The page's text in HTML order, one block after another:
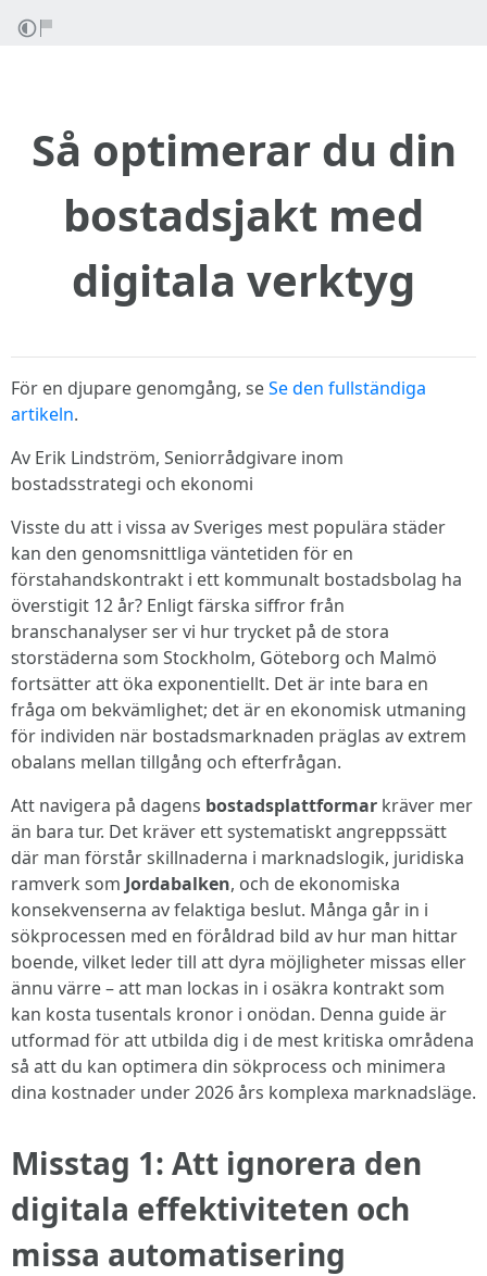
Så optimerar du din
bostadsjakt med
digitala verktyg
För en djupare genomgång, seSe den fullständiga
artikeln.
Av Erik Lindström, Seniorrådgivare inom
bostadsstrategi och ekonomi
Visste du att i vissa av Sveriges mest populära städer
kan den genomsnittliga väntetiden för en
förstahandskontrakt i ett kommunalt bostadsbolag ha
överstigit 12 år? Enligt färska siffror från
branschanalyser ser vi hur trycket på de stora
storstäderna som Stockholm, Göteborg och Malmö
fortsätter att öka exponentiellt. Det är inte bara en
fråga om bekvämlighet; det är en ekonomisk utmaning
för individen när bostadsmarknaden präglas av extrem
obalans mellan tillgång och efterfrågan.
Att navigera på dagens bostadsplattformar kräver mer
än bara tur. Det kräver ett systematiskt angreppssätt
där man förstår skillnaderna i marknadslogik, juridiska
ramverk som Jordabalken, och de ekonomiska
konsekvenserna av felaktiga beslut. Många går in i
sökprocessen med en föråldrad bild av hur man hittar
boende, vilket leder till att dyra möjligheter missas eller
ännu värre – att man lockas in i osäkra kontrakt som
kan kosta tusentals kronor i onödan. Denna guide är
utformad för att utbilda dig i de mest kritiska områdena
så att du kan optimera din sökprocess och minimera
dina kostnader under 2026 års komplexa marknadsläge.
Misstag 1: Att ignorera den
digitala effektiviteten och
missa automatisering